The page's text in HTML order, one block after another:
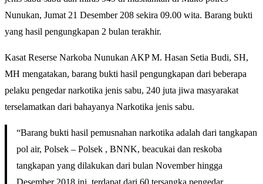
Nunukan, Jumat 21 Desember 208 sekira 09.00 wita. Barang bukti
yang hasil pengungkapan 2 bulan terakhir.
Kasat Reserse Narkoba Nunukan AKP M. Hasan Setia Budi, SH,
MH mengatakan, barang bukti hasil pengungkapan dari beberapa
pelaku pengedar narkotika jenis sabu, 240 juta jiwa masyarakat
terselamatkan dari bahayanya Narkotika jenis sabu.
“Barang bukti hasil pemusnahan narkotika adalah dari tangkapan
pol air, Polsek – Polsek , BNNK, beacukai dan reskoba
tangkapan yang dilakukan dari bulan November hingga
Desember 2018 ini, terdapat dari 60 tersangka pengedar